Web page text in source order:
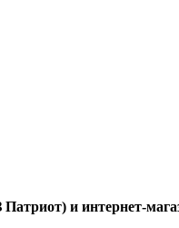
и интернет-